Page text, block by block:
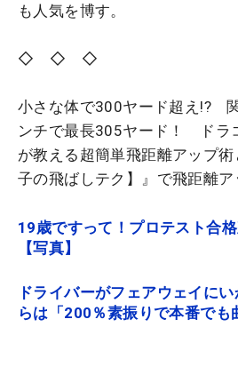
も人気を博す。
◇ ◇ ◇
小さな体で300ヤード超え!?
ンチで最長305ヤード！ ドラ
が教える超簡単飛距離アップ
子の飛ばしテク】』で飛距離ア
19歳ですって！プロテスト合
【写真】
ドライバーがフェアウェイに
らは「200％素振りで本番でも